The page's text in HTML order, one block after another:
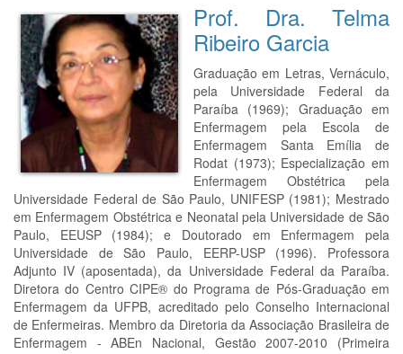
Prof. Dra. Telma
Ribeiro Garcia
Graduação em Letras, Vernáculo,
pela Universidade Federal da
Paraíba (1969); Graduação em
Enfermagem pela Escola de
Enfermagem Santa Emília de
Rodat (1973); Especialização em
Enfermagem Obstétrica pela
Universidade Federal de São Paulo, UNIFESP (1981); Mestrado
em Enfermagem Obstétrica e Neonatal pela Universidade de São
Paulo, EEUSP (1984); e Doutorado em Enfermagem pela
Universidade de São Paulo, EERP-USP (1996). Professora
Adjunto IV (aposentada), da Universidade Federal da Paraíba.
Diretora do Centro CIPE® do Programa de Pós-Graduação em
Enfermagem da UFPB, acreditado pelo Conselho Internacional
de Enfermeiras. Membro da Diretoria da Associação Brasileira de
Enfermagem - ABEn Nacional, Gestão 2007-2010 (Primeira